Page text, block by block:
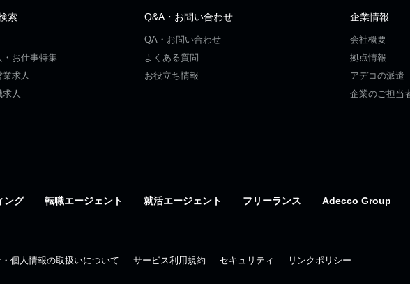
索
お仕事特集
求人
人
Q&A・お問い合わせ
QA・お問い合わせ
よくある質問
お役立ち情報
企業情報
会社概要
拠点情報
アデコの派遣
企業のご担当
ング 転職エージェント 就活エージェント フリーランス Adecco Group
個人情報の取扱いについて サービス利用規約 セキュリティ リンクポリシー